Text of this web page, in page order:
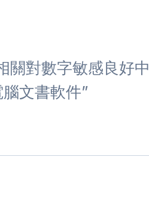
關對數字敏感良好
文書軟件”